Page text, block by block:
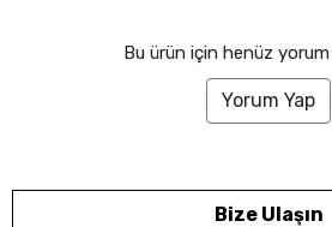
Bu ürün için henüz yorum
Yorum Yap
Bize Ulaşın